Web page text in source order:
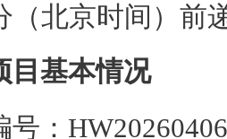
（北京时间）前
目基本情况
号：